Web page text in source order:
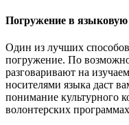
Погружение в языковую
Один из лучших
погружение. По
разговаривают на
носителями языка даст
понимание культурного
волонтерских